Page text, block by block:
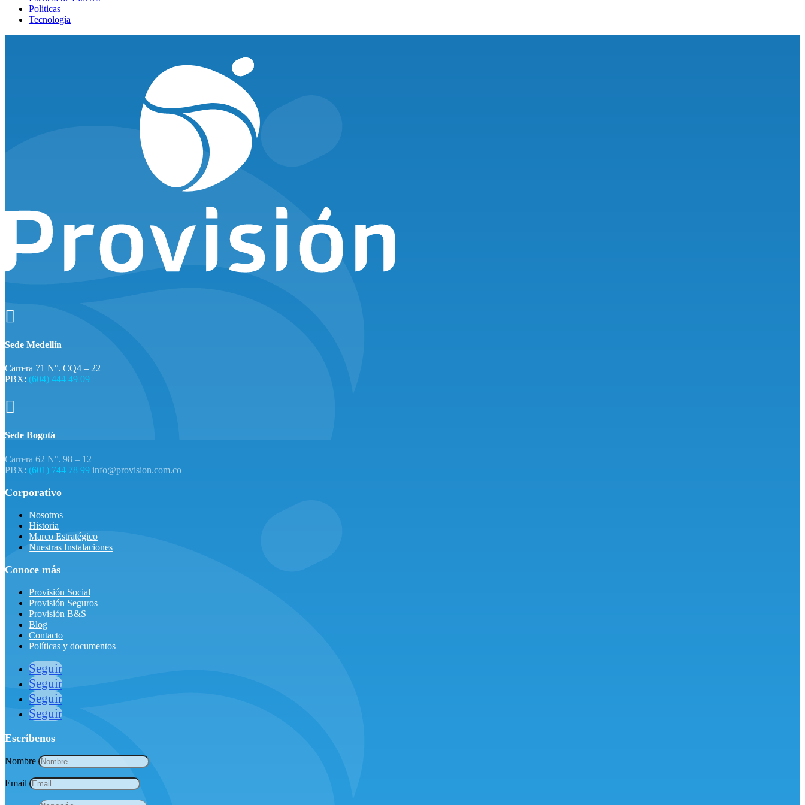
Politicas
Tecnología

Sede Medellín
Carrera 71 N°. CQ4 – 22
PBX: (604) 444 49 09

Sede Bogotá
Carrera 62 N°. 98 – 12
PBX: (601) 744 78 99 info@provision.com.co
Corporativo
Nosotros
Historia
Marco Estratégico
Nuestras Instalaciones
Conoce más
Provisión Social
Provisión Seguros
Provisión B&S
Blog
Contacto
Políticas y documentos
Seguir
Seguir
Seguir
Seguir
Escríbenos
Nombre
Email